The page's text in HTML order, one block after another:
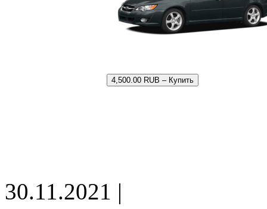
4,500.00 RUB – Купить
30.11.2021 |